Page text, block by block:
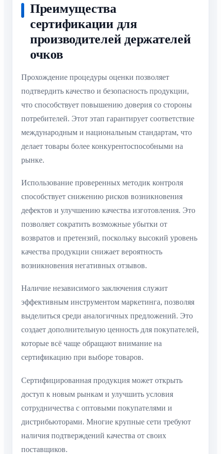
Преимущества
сертификации для
производителей держателей
очков
Прохождение процедуры оценки позволяет
подтвердить качество и безопасность продукции,
что способствует повышению доверия со стороны
потребителей. Этот этап гарантирует соответствие
международным и национальным стандартам, что
делает товары более конкурентоспособными на
рынке.
Использование проверенных методик контроля
способствует снижению рисков возникновения
дефектов и улучшению качества изготовления. Это
позволяет сократить возможные убытки от
возвратов и претензий, поскольку высокий уровень
качества продукции снижает вероятность
возникновения негативных отзывов.
Наличие независимого заключения служит
эффективным инструментом маркетинга, позволяя
выделиться среди аналогичных предложений. Это
создает дополнительную ценность для покупателей,
которые всё чаще обращают внимание на
сертификацию при выборе товаров.
Сертифицированная продукция может открыть
доступ к новым рынкам и улучшить условия
сотрудничества с оптовыми покупателями и
дистрибьюторами. Многие крупные сети требуют
наличия подтверждений качества от своих
поставщиков.